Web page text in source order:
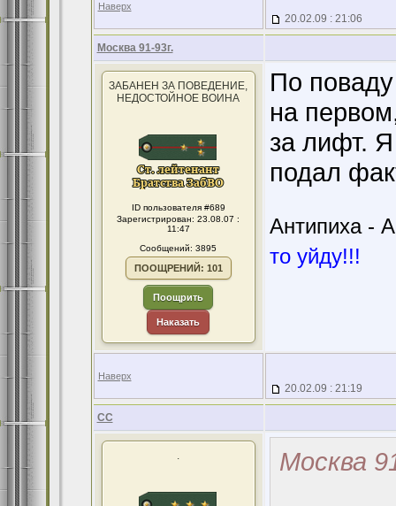
Наверх
20.02.09 : 21:06
Москва 91-93г.
ЗАБАНЕН ЗА ПОВЕДЕНИЕ,
НЕДОСТОЙНОЕ ВОИНА
ID пользователя #689
Зарегистрирован: 23.08.07 :
11:47
Сообщений: 3895
ПООЩРЕНИЙ: 101
Поощрить
Наказать
По
на
за лифт.
подал
Антипиха -
то уйду!!!
Наверх
20.02.09 : 21:19
CC
. Москва